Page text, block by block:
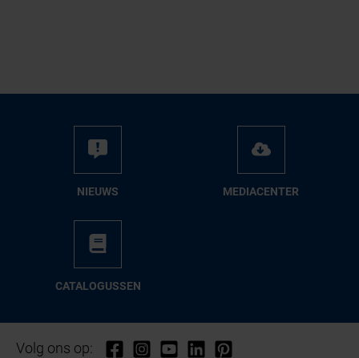
NIEUWS ME­DIA­CEN­TER
CA­TA­LO­GUS­SEN
Volg ons op: